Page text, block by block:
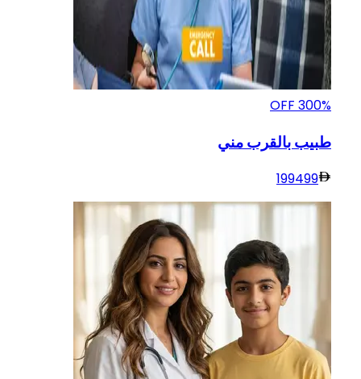
300%
طبيب بالقرب مني
199499